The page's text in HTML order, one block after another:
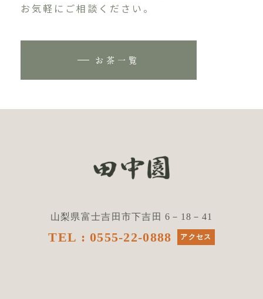
お気軽にご相談ください。
お茶一覧
山梨県富士吉田市下吉田 6－18－41
TEL : 0555-22-0888 アクセス